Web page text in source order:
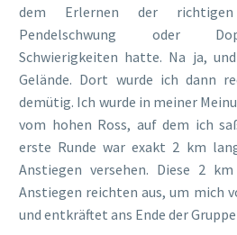
dem Erlernen der
Pendelschwung oder
Schwierigkeiten hatte. Na ja,
Gelände. Dort wurde ich dann
demütig. Ich wurde in meiner
vom hohen Ross, auf dem ich
erste Runde war exakt 2 km
Anstiegen versehen. Diese 2
Anstiegen reichten aus, um mich
und entkräftet ans Ende der